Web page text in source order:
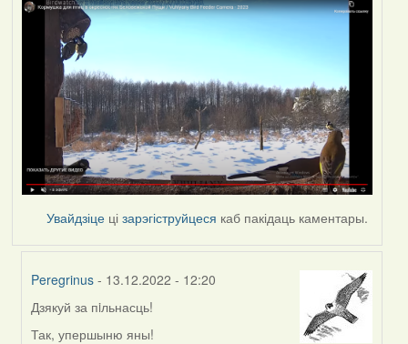
Увайдзіце цізарэгіструйцеся каб пакідаць каментары.
Peregrinus - 13.12.2022 - 12:20
In
reply
Дзякуй за пiльнасць!
Так, упершыню яны!